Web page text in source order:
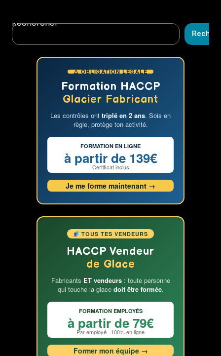
navigation
Rechercher
⚠ OBLIGATION LÉGALE
Formation HACCP
Glacier Fabricant
Les contrôles ont triplé en 2 ans. Sois en
règle, protège ton activité.
FORMATION EN LIGNE
à partir de 139€
Certificat inclus
Je me forme maintenant →
TOUS TES VENDEURS
HACCP Vendeur
de Glace
Fabricants ET vendeurs: toute personne
qui touche la glace doit être formée.
FORMATION EMPLOYÉS
à partir de 79€
Par employé · 100% en ligne
Former mon équipe →